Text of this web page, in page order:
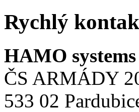
Rychlý
HAMO systems
ČS ARMÁDY
533 02